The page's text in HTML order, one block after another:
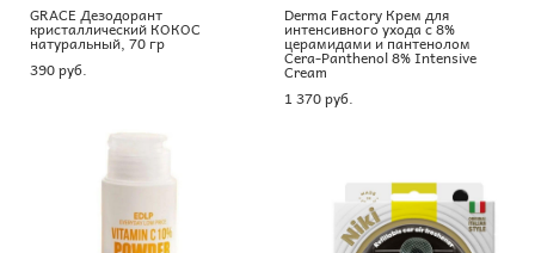
GRACE Дезодорант
кристаллический КОКОС
натуральный, 70 гр
390 pуб.
Derma Factory Крем для
интенсивного ухода с 8%
церамидами и пантенолом
Cera-Panthenol 8% Intensive
Cream
1 370 pуб.